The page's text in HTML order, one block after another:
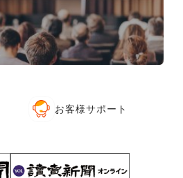
お客様サポート